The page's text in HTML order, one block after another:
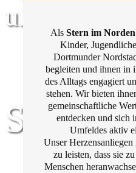
und Familie
Stern im
Als Stern im Norden
Kinder,
Dortmunder
begleiten und ihnen in
des Alltags engagiert
stehen. Wir bieten
gemeinschaftliche
entdecken und sich
Umfeldes aktiv
Unser
zu leisten, dass sie
Menschen